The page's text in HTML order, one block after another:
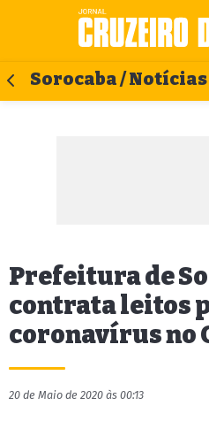
Sorocaba / Notícias
Prefeitura de
contrata leitos
coronavírus no
20 de Maio de 2020 às 00:13